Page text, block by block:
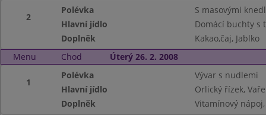
2
Polévka
S masovými
Hlavní jídlo
Domácí buchty s
Doplněk
Kakao,čaj, Jablko
Menu
Chod Úterý 26. 2. 2008
1
Polévka
Vývar s nudlemi
Hlavní jídlo
Orlický řízek,
Doplněk
Vitamínový